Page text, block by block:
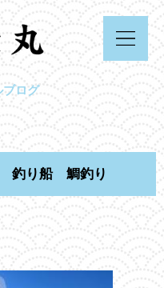
ブログ
り船 鯛釣り